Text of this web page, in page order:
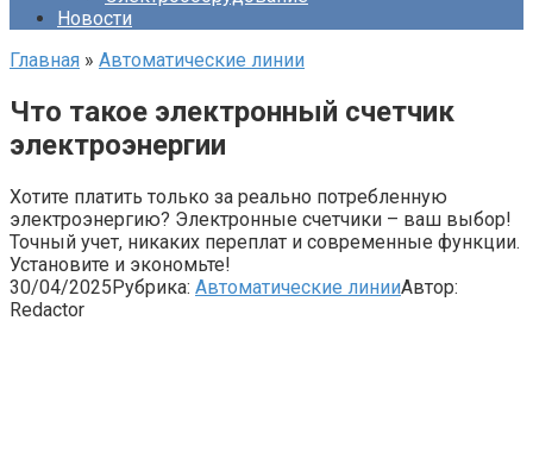
Новости
Главная » Автоматические линии
Что такое электронный счетчик
электроэнергии
Хотите платить только за реально потребленную
электроэнергию? Электронные счетчики – ваш выбор!
Точный учет, никаких переплат и современные функции.
Установите и экономьте!
30/04/2025Рубрика: Автоматические линииАвтор:
Redactor